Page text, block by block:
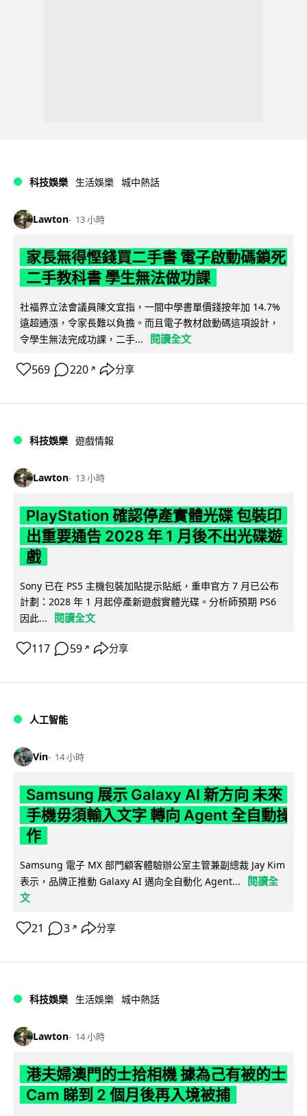
科技娛樂 生活娛樂 城中熱話
Lawton 13 小時
家長無得慳錢買二手書 電子啟動碼鎖死
二手教科書 學生無法做功課
社福界立法會議員陳文宜指，一間中學書單價錢按年加 14.7%
遠超通漲，令家長難以負擔。而且電子教材啟動碼這項設計，
令學生無法完成功課，二手...
閱讀全文
569 220 ↗ 分享
科技娛樂 遊戲情報
Lawton 13 小時
PlayStation 確認停產實體光碟 包裝印
出重要通告 2028 年 1 月後不出光碟遊
戲
Sony 已在 PS5 主機包裝加貼提示貼紙，重申官方 7 月已公布
計劃：2028 年 1 月起停產新遊戲實體光碟。分析師預期 PS6
因此...
閱讀全文
117 59 ↗ 分享
人工智能
Vin 14 小時
Samsung 展示 Galaxy AI 新方向 未來
手機毋須輸入文字 轉向 Agent 全自動操
作
Samsung 電子 MX 部門顧客體驗辦公室主管兼副總裁 Jay Kim
表示，品牌正推動 Galaxy AI 邁向全自動化 Agent...
閱讀全
文
21 3 ↗ 分享
科技娛樂 生活娛樂 城中熱話
Lawton 14 小時
港夫婦澳門的士拾相機 據為己有被的士
Cam 睇到 2 個月後再入境被捕